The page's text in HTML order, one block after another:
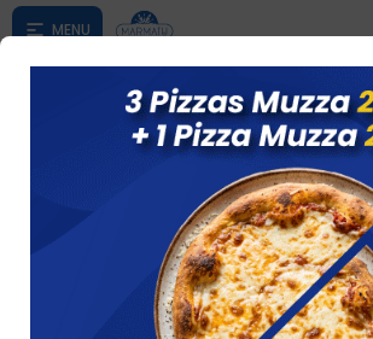
según su zona
